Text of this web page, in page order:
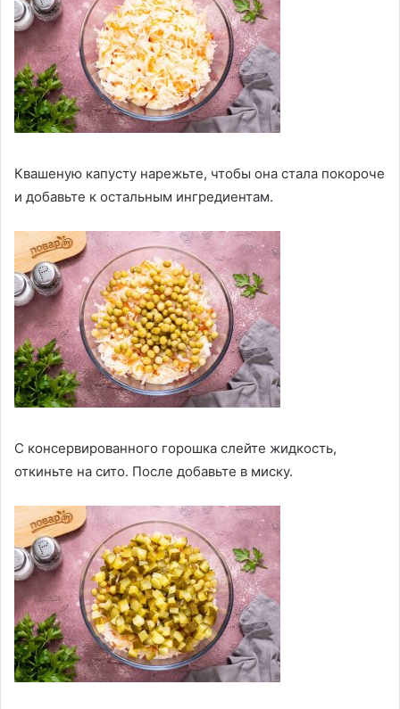
Квашеную капусту нарежьте, чтобы она стала покороче
и добавьте к остальным ингредиентам.
С консервированного горошка слейте жидкость,
откиньте на сито. После добавьте в миску.